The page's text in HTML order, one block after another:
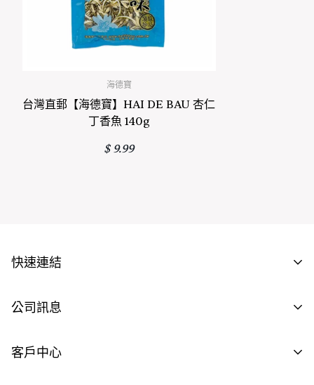
海德寶
台灣直郵【海德寶】HAI DE BAU 杏仁
丁香魚 140g
正常價格
$ 9.99
快速連結
批發商資格申請
公司訊息
聯繫我們
客戶中心